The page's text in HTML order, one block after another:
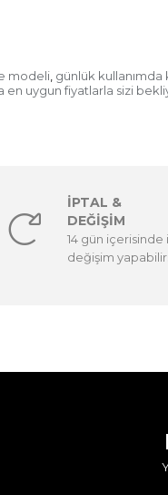
modeli, günlük kullanımda
en uygun fiyatlarla sizi
İPTAL &
DEĞİŞİM
14 gün içerisinde
değişim